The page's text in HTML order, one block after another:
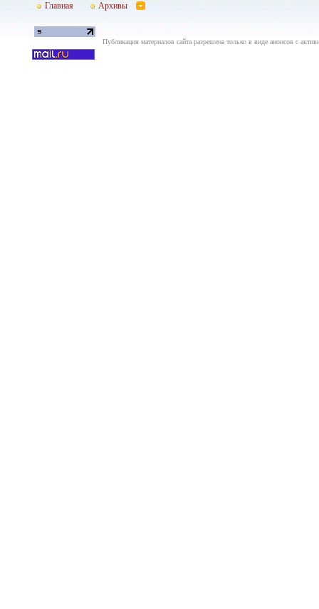
Главная Архивы
Публикация материалов сайта разрешена только в виде анонсов с